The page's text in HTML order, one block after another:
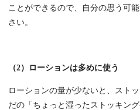
ことができるので、自分の思う可
さい。
（2）ローションは多めに使う
ローションの量が少ないと、スト
だの「ちょっと湿ったストッキン